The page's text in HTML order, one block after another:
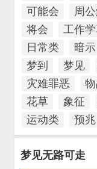
可能会
周
将会
工作
日常类
暗示
梦到
梦见
灾难罪恶
花草
象征
运动类
预兆
梦见无路可走